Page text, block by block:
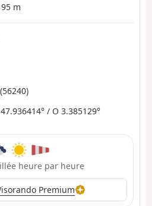
95 m
(56240)
/ O 3.385129°
heure par heure
Premium